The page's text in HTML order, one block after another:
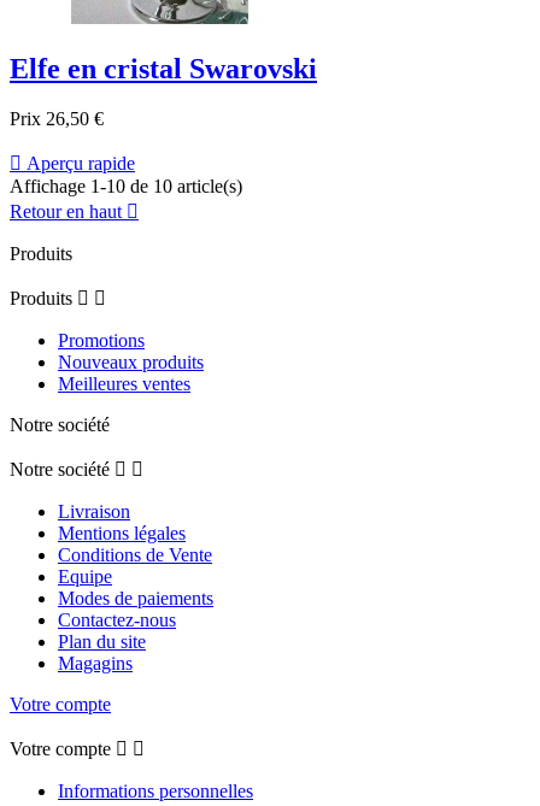
Elfe en cristal Swarovski
Prix 26,50 €
 Aperçu rapide
Affichage 1-10 de 10 article(s)
Retour en haut 
Produits
Produits  
Promotions
Nouveaux produits
Meilleures ventes
Notre société
Notre société  
Livraison
Mentions légales
Conditions de Vente
Equipe
Modes de paiements
Contactez-nous
Plan du site
Magagins
Votre compte
Votre compte  
Informations personnelles